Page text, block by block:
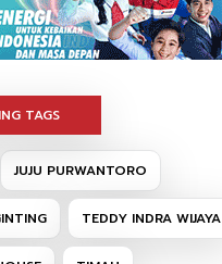
TAGS
JUJU PURWANTORO
TEDDY INDRA WIJAYA